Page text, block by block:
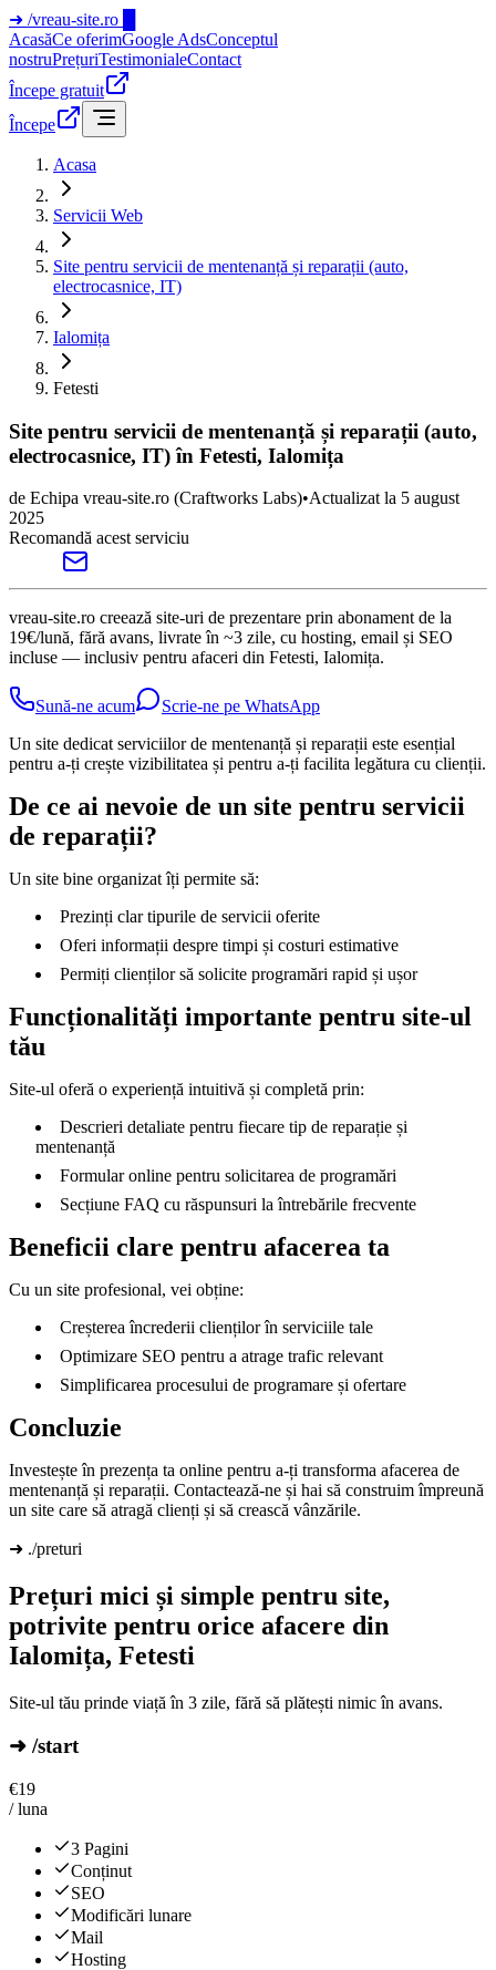
➜ /vreau-site.ro
AcasăCe oferimGoogle AdsConceptul
nostruPrețuriTestimonialeContact
Începe gratuit
Începe
Acasa
Servicii Web
Site pentru servicii de mentenanță și reparații (auto,
electrocasnice, IT)
Ialomița
Fetesti
Site pentru servicii de mentenanță și reparații (auto,
electrocasnice, IT) în Fetesti, Ialomița
de Echipa vreau-site.ro (Craftworks Labs)•Actualizat la 5 august
2025
Recomandă acest serviciu
vreau-site.ro creează site-uri de prezentare prin abonament de la
19€/lună, fără avans, livrate în ~3 zile, cu hosting, email și SEO
incluse — inclusiv pentru afaceri din Fetesti, Ialomița.
Sună-ne acum
Scrie-ne pe WhatsApp
Un site dedicat serviciilor de mentenanță și reparații este esențial
pentru a-ți crește vizibilitatea și pentru a-ți facilita legătura cu clienții.
De ce ai nevoie de un site pentru servicii
de reparații?
Un site bine organizat îți permite să:
Prezinți clar tipurile de servicii oferite
Oferi informații despre timpi și costuri estimative
Permiți clienților să solicite programări rapid și ușor
Funcționalități importante pentru site-ul
tău
Site-ul oferă o experiență intuitivă și completă prin:
Descrieri detaliate pentru fiecare tip de reparație și
mentenanță
Formular online pentru solicitarea de programări
Secțiune FAQ cu răspunsuri la întrebările frecvente
Beneficii clare pentru afacerea ta
Cu un site profesional, vei obține:
Creșterea încrederii clienților în serviciile tale
Optimizare SEO pentru a atrage trafic relevant
Simplificarea procesului de programare și ofertare
Concluzie
Investește în prezența ta online pentru a-ți transforma afacerea de
mentenanță și reparații. Contactează-ne și hai să construim împreună
un site care să atragă clienți și să crească vânzările.
➜ ./preturi
Prețuri mici și simple pentru site,
potrivite pentru orice afacere din
Ialomița, Fetesti
Site-ul tău prinde viață în 3 zile, fără să plătești nimic în avans.
➜ /start
€19
/ luna
3 Pagini
Conținut
SEO
Modificări lunare
Mail
Hosting